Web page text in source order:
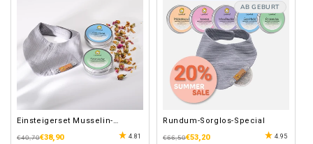
Einsteigerset Musselin-
Normaler
€40,70
Verkaufspreis
€38,90 4.81
AB GEBURT
Rundum-Sorglos-Special
Normaler
€66,50
Verkaufspreis
€53,20 4.95